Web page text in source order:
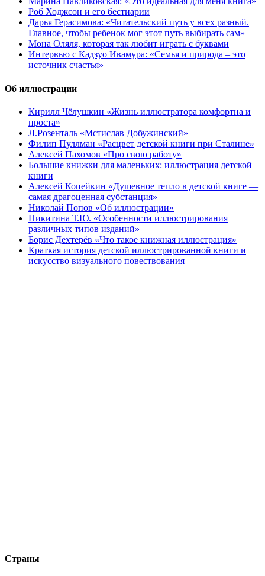
Роб Ходжсон и его бестиарии
Дарья Герасимова: «Читательский путь у всех разный.
Главное, чтобы ребенок мог этот путь выбирать сам»
Мона Оляля, которая так любит играть с буквами
Интервью с Кадзуо Ивамура: «Семья и природа – это
источник счастья»
Об иллюстрации
Кирилл Чёлушкин «Жизнь иллюстратора комфортна и
проста»
Л.Розенталь «Мстислав Добужинский»
Филип Пуллман «Расцвет детской книги при Сталине»
Алексей Пахомов «Про свою работу»
Большие книжки для маленьких: иллюстрация детской
книги
Алексей Копейкин «Душевное тепло в детской книге —
самая драгоценная субстанция»
Николай Попов «Об иллюстрации»
Никитина Т.Ю. «Особенности иллюстрирования
различных типов изданий»
Борис Дехтерёв «Что такое книжная иллюстрация»
Краткая история детской иллюстрированной книги и
искусство визуального повествования
Страны